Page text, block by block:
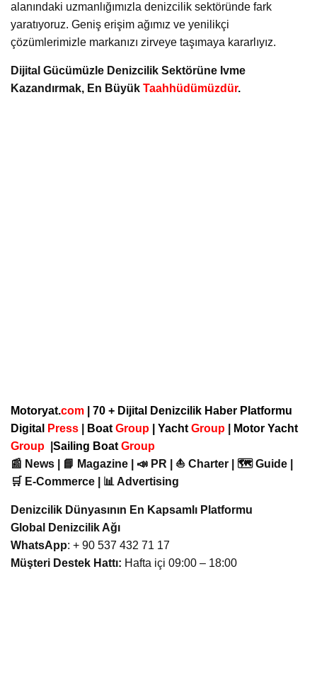
alanındaki uzmanlığımızla denizcilik sektöründe fark
yaratıyoruz. Geniş erişim ağımız ve yenilikçi
çözümlerimizle markanızı zirveye taşımaya kararlıyız.
Dijital Gücümüzle Denizcilik Sektörüne Ivme
Kazandırmak, En Büyük Taahhüdümüzdür.
Motoryat.com | 70 + Dijital Denizcilik Haber Platformu
Digital
Press Boat Group Yacht Group
Motor Yacht
Group
Sailing Boat Group
📰 News | 📘 Magazine | 📣 PR | ⛵ Charter | 🗺️ Guide |
🛒 E-Commerce | 📊 Advertising
Denizcilik Dünyasının En Kapsamlı Platformu
Global Denizcilik Ağı
WhatsApp: + 90 537 432 71 17
Müşteri Destek Hattı: Hafta içi 09:00 – 18:00